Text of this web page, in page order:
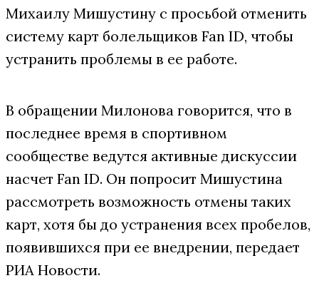
Михаилу Мишустину с просьбой отменить
систему карт болельщиков Fan ID, чтобы
устранить проблемы в ее работе.
В обращении Милонова говорится, что в
последнее время в спортивном
сообществе ведутся активные дискуссии
насчет Fan ID. Он попросит Мишустина
рассмотреть возможность отмены таких
карт, хотя бы до устранения всех пробелов,
появившихся при ее внедрении, передает
РИА Новости.